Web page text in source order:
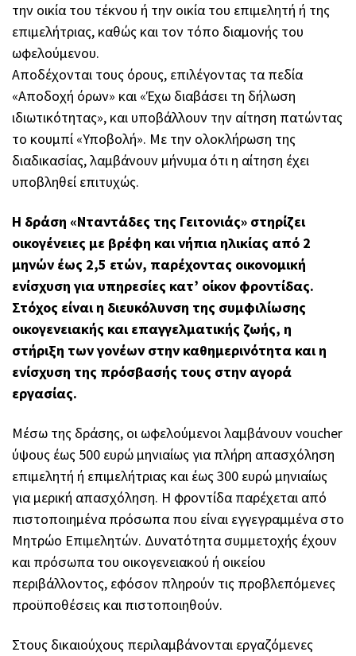
την οικία του τέκνου ή την οικία του επιμελητή ή της
επιμελήτριας, καθώς και τον τόπο διαμονής του
ωφελούμενου.
Αποδέχονται τους όρους, επιλέγοντας τα πεδία
«Αποδοχή όρων» και «Έχω διαβάσει τη δήλωση
ιδιωτικότητας», και υποβάλλουν την αίτηση πατώντας
το κουμπί «Υποβολή». Με την ολοκλήρωση της
διαδικασίας, λαμβάνουν μήνυμα ότι η αίτηση έχει
υποβληθεί επιτυχώς.
Η δράση «Νταντάδες της Γειτονιάς» στηρίζει
οικογένειες με βρέφη και νήπια ηλικίας από 2
μηνών έως 2,5 ετών, παρέχοντας οικονομική
ενίσχυση για υπηρεσίες κατ’ οίκον φροντίδας.
Στόχος είναι η διευκόλυνση της συμφιλίωσης
οικογενειακής και επαγγελματικής ζωής, η
στήριξη των γονέων στην καθημερινότητα και η
ενίσχυση της πρόσβασής τους στην αγορά
εργασίας.
Μέσω της δράσης, οι ωφελούμενοι λαμβάνουν voucher
ύψους έως 500 ευρώ μηνιαίως για πλήρη απασχόληση
επιμελητή ή επιμελήτριας και έως 300 ευρώ μηνιαίως
για μερική απασχόληση. Η φροντίδα παρέχεται από
πιστοποιημένα πρόσωπα που είναι εγγεγραμμένα στο
Μητρώο Επιμελητών. Δυνατότητα συμμετοχής έχουν
και πρόσωπα του οικογενειακού ή οικείου
περιβάλλοντος, εφόσον πληρούν τις προβλεπόμενες
προϋποθέσεις και πιστοποιηθούν.
Στους δικαιούχους περιλαμβάνονται εργαζόμενες